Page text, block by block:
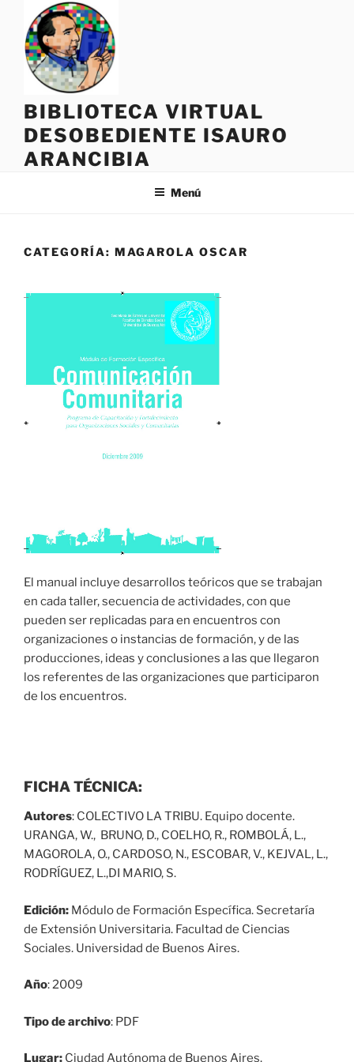
contenido
BIBLIOTECA VIRTUAL
DESOBEDIENTE ISAURO
ARANCIBIA
Menú
CATEGORÍA: MAGAROLA OSCAR
El manual incluye desarrollos teóricos que se trabajan
en cada taller, secuencia de actividades, con que
pueden ser replicadas para en encuentros con
organizaciones o instancias de formación, y de las
producciones, ideas y conclusiones a las que llegaron
los referentes de las organizaciones que participaron
de los encuentros.
FICHA TÉCNICA:
Autores: COLECTIVO LA TRIBU. Equipo docente.
URANGA, W., BRUNO, D., COELHO, R., ROMBOLÁ, L.,
MAGOROLA, O., CARDOSO, N., ESCOBAR, V., KEJVAL, L.,
RODRÍGUEZ, L.,DI MARIO, S.
Edición: Módulo de Formación Específica. Secretaría
de Extensión Universitaria. Facultad de Ciencias
Sociales. Universidad de Buenos Aires.
Año: 2009
Tipo de archivo: PDF
Lugar: Ciudad Autónoma de Buenos Aires.